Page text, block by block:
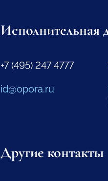
Исполнительная
+7 (495) 247 4777
id@opora.ru
Другие контакты